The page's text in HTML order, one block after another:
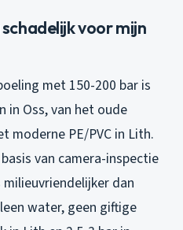
voor mijn
met 150-200 bar is
in Oss, van het oude
moderne PE/PVC in Lith.
van camera-inspectie
dan
water, geen giftige